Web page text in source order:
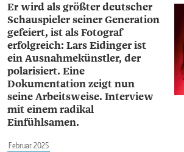
Er wird als größter deutscher
Schauspieler seiner Generation
gefeiert, ist als Fotograf
erfolgreich: Lars ­Eidinger ist
ein Ausnahmekünstler, der
polarisiert. Eine
Dokumentation zeigt nun
seine Arbeitsweise. Interview
mit einem radikal
Einfühlsamen.
Februar 2025